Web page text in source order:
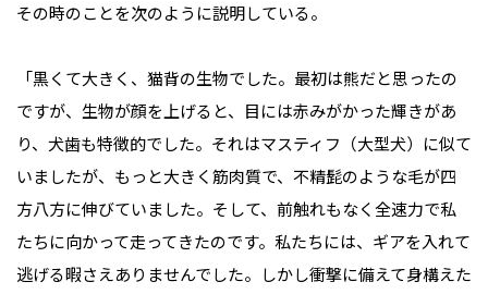
その時のことを次のように説明している。
「黒くて大きく、猫背の生物でした。最初は熊だと思ったの
ですが、生物が顔を上げると、目には赤みがかった輝きがあ
り、犬歯も特徴的でした。それはマスティフ（大型犬）に似て
いましたが、もっと大きく筋肉質で、不精髭のような毛が四
方八方に伸びていました。そして、前触れもなく全速力で私
たちに向かって走ってきたのです。私たちには、ギアを入れて
逃げる暇さえありませんでした。しかし衝撃に備えて身構えた